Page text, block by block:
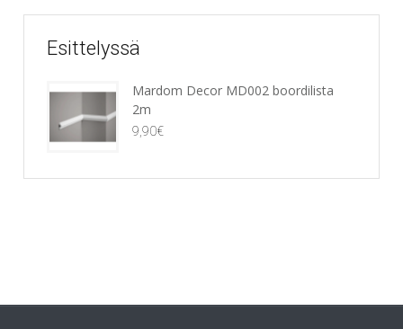
Esittelyssä
Mardom Decor MD002 boordilista
2m
9,90€